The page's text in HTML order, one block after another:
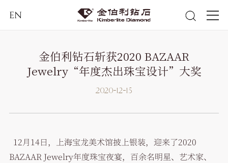
EN
金伯利钻石斩获2020 BAZAAR
Jewelry“年度杰出珠宝设计”大奖
2020-12-15
12月14日，上海宝龙美术馆披上银装，迎来了2020
BAZAAR Jewelry年度珠宝夜宴，百余名明星、艺术家、